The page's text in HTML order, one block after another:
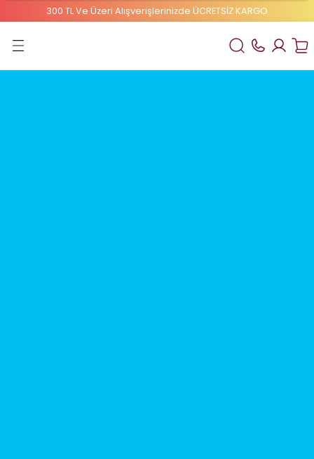
300 TL Ve Üzeri Alışverişlerinizde ÜCRETSİZ KARGO
Geri Dön
ELBEBEK ELİTE